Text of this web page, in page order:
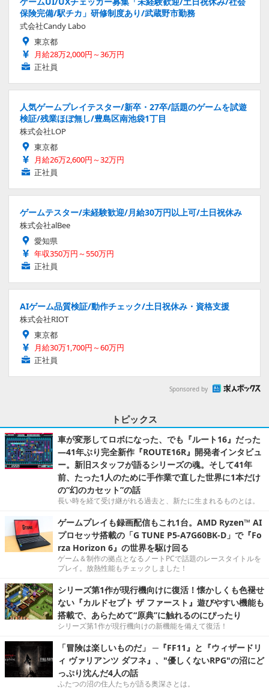
保険完備/駅チカ」研修制度あり/武蔵野市勤務
式会社Candy Labo
東京都
月給28万2,000円～36万円
正社員
人気ゲームプレイテスター/新卒・27卒/話題のゲームを試遊
検証/残業ほぼ無し/豊島区南池袋1丁目
株式会社LOP
東京都
月給26万2,600円～32万円
正社員
ゲームテスター/未経験歓迎/月給30万円以上可/土日祝休み
株式会社alBee
愛知県
年収350万円～550万円
正社員
AIゲーム品質検証/動作チェック/土日祝休み・資格支援
株式会社RIOT
東京都
月給30万1,700円～60万円
正社員
Sponsored by
トピックス
車が変形してロボになった、でも『ルート16』だった
―41年ぶり完全新作『ROUTE16R』開発者インタビュ
ー。新旧スタッフが語るシリーズの魂。そして41年
前、たった1人のために手作業で直した世界に1本だけ
の“幻のカセット”の話
長い時を経て受け継がれる過去と、新たに生まれるものとは。
ゲームプレイも録画配信もこれ1台。AMD Ryzen™ AI
プロセッサ搭載の「G TUNE P5-A7G60BK-D」で『Fo
rza Horizon 6』の世界を駆け回る
ゲーム＆制作の拠点となるノートPCで話題のレースタイトルを
プレイ。放熱性能もチェックしました！
シリーズ第1作が現行機向けに復活！懐かしくも色褪せ
ない『カルドセプト ザ ファースト』遊びやすい機能も
搭載で、あらためて“原典”に触れるのにぴったり
シリーズ第1作が現行機向けの新機能を備えて復活！
「冒険は楽しいものだ」 ─『FF11』と『ウィザードリ
ィ ヴァリアンツ ダフネ』、"優しくないRPG"の沼にど
っぷり沈んだ4人の話
ふたつの沼の住人たちが語る奥深さとは。